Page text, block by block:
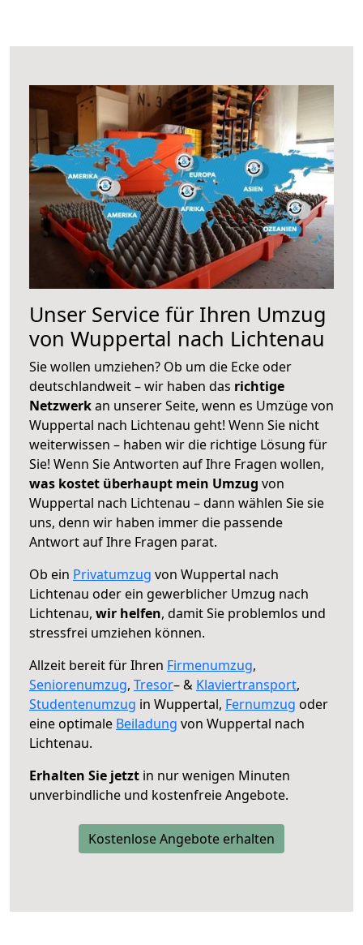
Unser Service für Ihren Umzug
von Wuppertal nach Lichtenau
Sie wollen umziehen? Ob um die Ecke oder
deutschlandweit – wir haben das richtige
Netzwerkan unserer Seite, wenn es Umzüge von
Wuppertal nach Lichtenau geht! Wenn Sie nicht
weiterwissen – haben wir die richtige Lösung für
Sie! Wenn Sie Antworten auf Ihre Fragen wollen,
was kostet überhaupt mein Umzug von
Wuppertal nach Lichtenau – dann wählen Sie sie
uns, denn wir haben immer die passende
Antwort auf Ihre Fragen parat.
Ob ein Privatumzug von Wuppertal nach
Lichtenau oder ein gewerblicher Umzug nach
Lichtenau, wir helfen, damit Sie problemlos und
stressfrei umziehen können.
Allzeit bereit für Ihren Firmenumzug,
Seniorenumzug, Tresor– & Klaviertransport,
Studentenumzug in Wuppertal, Fernumzug oder
eine optimale Beiladung von Wuppertal nach
Lichtenau.
Erhalten Sie jetzt in nur wenigen Minuten
unverbindliche und kostenfreie Angebote.
Kostenlose Angebote erhalten